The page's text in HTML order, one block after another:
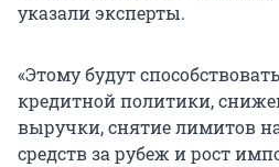
указали эксперты.
«Этому будут
кредитной политики,
выручки, снятие лимитов
средств за рубеж и рост